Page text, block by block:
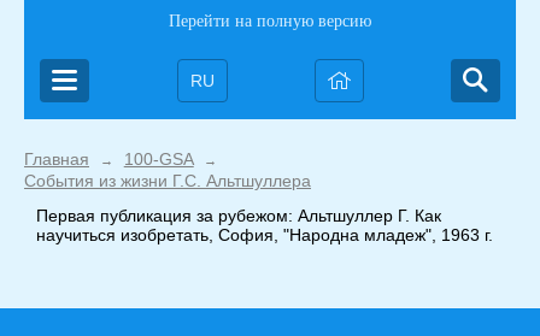
Перейти на полную версию
RU
Главная → 100-GSA →
События из жизни Г.С. Альтшуллера
Первая публикация за рубежом: Альтшуллер Г. Как
научиться изобретать, София, "Народна младеж", 1963 г.